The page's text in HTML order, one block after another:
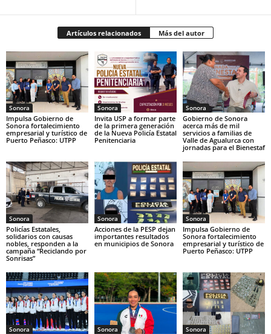
Artículos relacionados Más del autor
Sonora
Impulsa Gobierno de
Sonora fortalecimiento
empresarial y turístico de
Puerto Peñasco: UTPP
Sonora
Invita USP a formar parte
de la primera generación
de la Nueva Policía Estatal
Penitenciaria
Sonora
Gobierno de Sonora
acerca más de mil
servicios a familias de
Valle de Agualurca con
jornadas para el Bienestaf
Sonora
Policías Estatales,
solidarios con causas
nobles, responden a la
campaña “Reciclando por
Sonrisas”
Sonora
Acciones de la PESP dejan
importantes resultados
en municipios de Sonora
Sonora
Impulsa Gobierno de
Sonora fortalecimiento
empresarial y turístico de
Puerto Peñasco: UTPP
Sonora Sonora Sonora